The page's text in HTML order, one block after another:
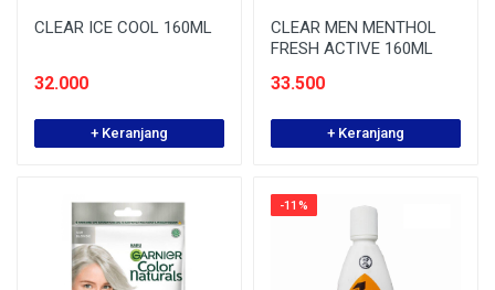
CLEAR ICE COOL 160ML
32.000
+ Keranjang
CLEAR MEN MENTHOL
FRESH ACTIVE 160ML
33.500
+ Keranjang
-11%